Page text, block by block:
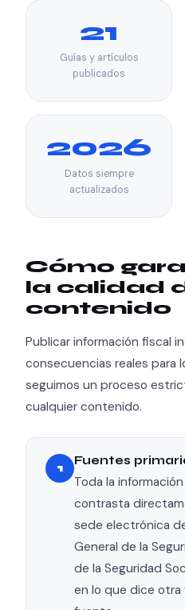
21
Guías y artículos
publicados
2026
Datos siempre
actualizados
Cómo
la calidad
contenido
Publicar información fiscal
consecuencias reales para
seguimos un proceso
cualquier contenido.
1
Fuentes
Toda la
contrasta
sede electrónica
General de la
de la Seguridad
en lo que dice otra